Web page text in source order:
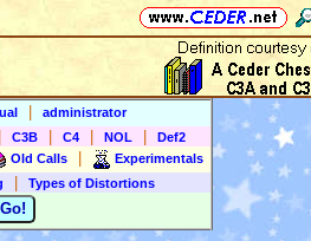
administrator
C3B C4 NOL
Def2
Old Calls
Experimentals
Types of Distortions